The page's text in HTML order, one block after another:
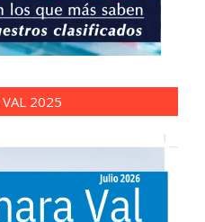
VAL 2025